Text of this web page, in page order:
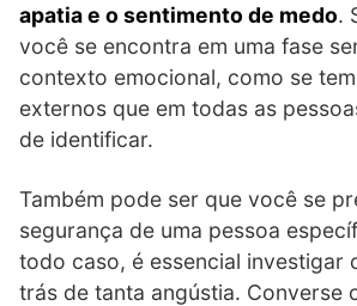
apatia e o sentimento de medo.
você se encontra em uma fase
contexto emocional, como se
externos que em todas as
de identificar.
Também pode ser que você se
segurança de uma pessoa
todo caso, é essencial investigar
trás de tanta angústia. Converse